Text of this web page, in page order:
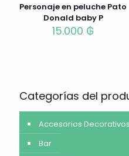
Personaje en peluche Pato
Donald baby P
15.000 ₲
Categorías del
Accesorios Decorativos
Bar